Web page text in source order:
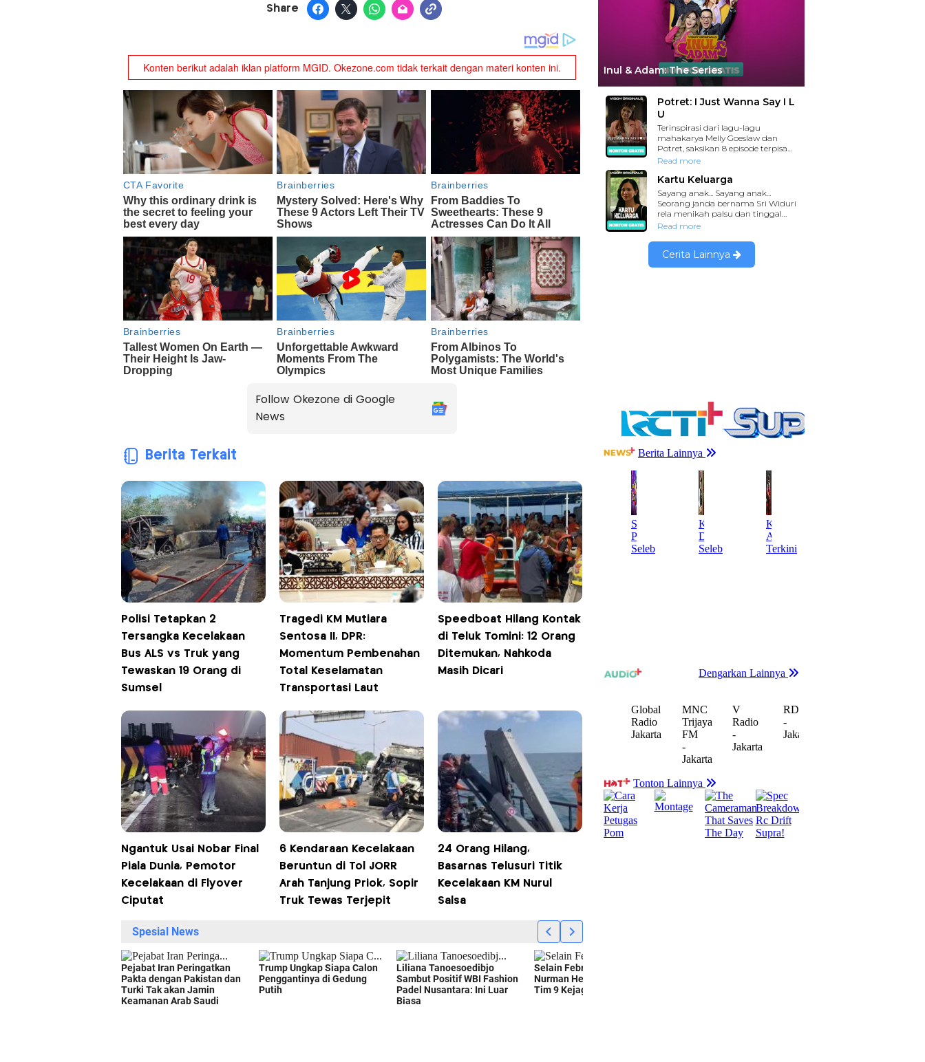
Share
Follow Okezone di Google
News
Berita Terkait
Polisi Tetapkan 2
Tersangka Kecelakaan
Bus ALS vs Truk yang
Tewaskan 19 Orang di
Sumsel
Tragedi KM Mutiara
Sentosa II, DPR:
Momentum Pembenahan
Total Keselamatan
Transportasi Laut
Speedboat Hilang Kontak
di Teluk Tomini: 12 Orang
Ditemukan, Nahkoda
Masih Dicari
Ngantuk Usai Nobar Final
Piala Dunia, Pemotor
Kecelakaan di Flyover
Ciputat
6 Kendaraan Kecelakaan
Beruntun di Tol JORR
Arah Tanjung Priok, Sopir
Truk Tewas Terjepit
24 Orang Hilang,
Basarnas Telusuri Titik
Kecelakaan KM Nurul
Salsa